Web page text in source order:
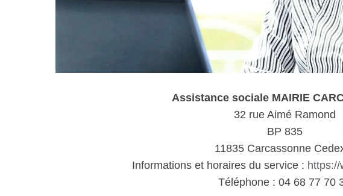
Assistance sociale MAIRIE
32 rue Aimé Ramond
BP 835
11835 Carcassonne
Informations et horaires du service :
Téléphone : 04 68 77 70